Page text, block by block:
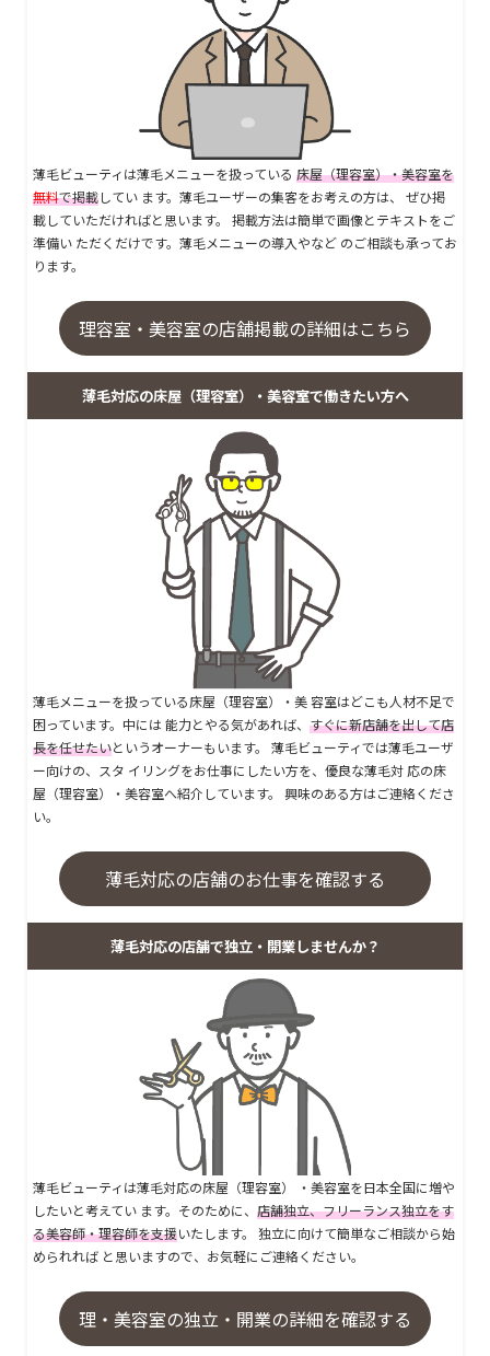
薄毛ビューティは薄毛メニューを扱っている 床屋（理容室）・美容室を
無料で掲載してい ます。薄毛ユーザーの集客をお考えの方は、 ぜひ掲
載していただければと思います。 掲載方法は簡単で画像とテキストをご
準備い ただくだけです。薄毛メニューの導入やなど のご相談も承ってお
ります。
理容室・美容室の店舗掲載の詳細はこちら
薄毛対応の床屋（理容室）・美容室で働きたい方へ
薄毛メニューを扱っている床屋（理容室）・美 容室はどこも人材不足で
困っています。中には 能力とやる気があれば、 すぐに新店舗を出して店
長を任せたいというオーナーもいます。 薄毛ビューティでは薄毛ユーザ
ー向けの、スタ イリングをお仕事にしたい方を、優良な薄毛対 応の床
屋（理容室）・美容室へ紹介しています。 興味のある方はご連絡くださ
い。
薄毛対応の店舗のお仕事を確認する
薄毛対応の店舗で独立・開業しませんか？
薄毛ビューティは薄毛対応の床屋（理容室） ・美容室を日本全国に増や
したいと考えてい ます。そのために、 店舗独立、フリーランス独立をす
る美容師・理容師を支援いたします。 独立に向けて簡単なご相談から始
められれば と思いますので、お気軽にご連絡ください。
理・美容室の独立・開業の詳細を確認する